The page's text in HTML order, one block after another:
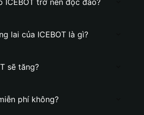
ICEBOT trở nên độc đáo?
lai của ICEBOT là gì?
sẽ tăng?
phí không?